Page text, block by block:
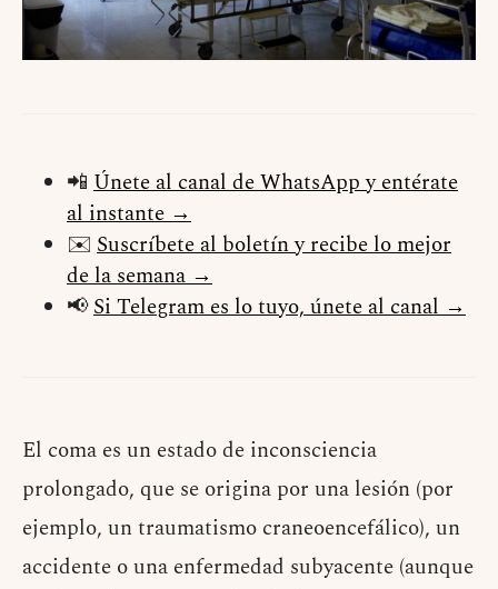
📲 Únete al canal de WhatsApp y entérate
al instante →
✉️ Suscríbete al boletín y recibe lo mejor
de la semana →
📢Si Telegram es lo tuyo, únete al canal →
El coma es un estado de inconsciencia
prolongado, que se origina por una lesión (por
ejemplo, un traumatismo craneoencefálico), un
accidente o una enfermedad subyacente (aunque